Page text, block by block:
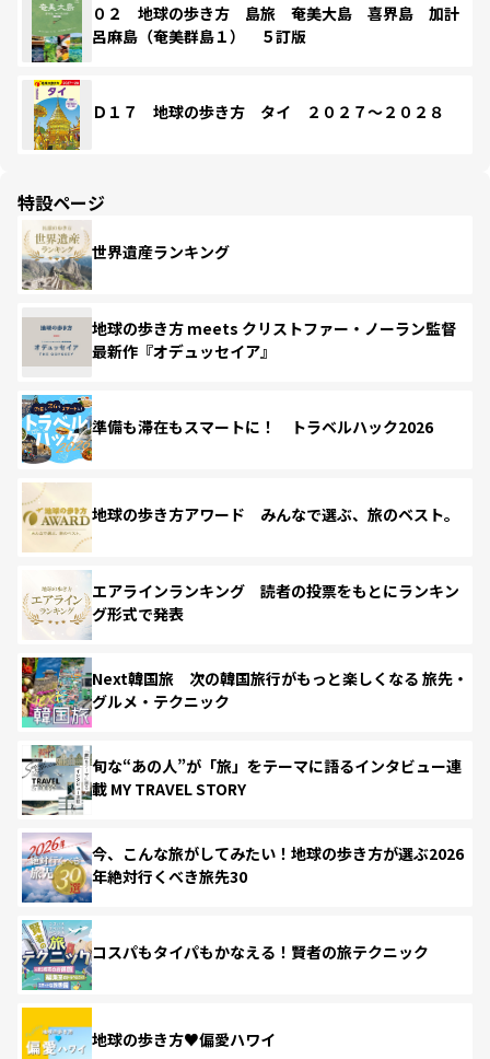
０２ 地球の歩き方 島旅 奄美大島 喜界島 加計
呂麻島（奄美群島１） ５訂版
Ｄ１７ 地球の歩き方 タイ ２０２７～２０２８
特設ページ
世界遺産ランキング
地球の歩き方 meets クリストファー・ノーラン監督
最新作『オデュッセイア』
準備も滞在もスマートに！ トラベルハック2026
地球の歩き方アワード みんなで選ぶ、旅のベスト。
エアラインランキング 読者の投票をもとにランキン
グ形式で発表
Next韓国旅 次の韓国旅行がもっと楽しくなる 旅先・
グルメ・テクニック
旬な“あの人”が「旅」をテーマに語るインタビュー連
載 MY TRAVEL STORY
今、こんな旅がしてみたい！地球の歩き方が選ぶ2026
年絶対行くべき旅先30
コスパもタイパもかなえる！賢者の旅テクニック
地球の歩き方♥偏愛ハワイ